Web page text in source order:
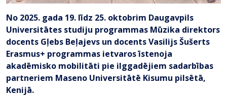
No 2025. gada 19. līdz 25. oktobrim Daugavpils
Universitātes studiju programmas Mūzika direktors
docents Gļebs Beļajevs un docents Vasilijs Šušerts
Erasmus+ programmas ietvaros īstenoja
akadēmisko mobilitāti pie ilggadējiem sadarbības
partneriem Maseno Universitātē Kisumu pilsētā,
Kenijā.